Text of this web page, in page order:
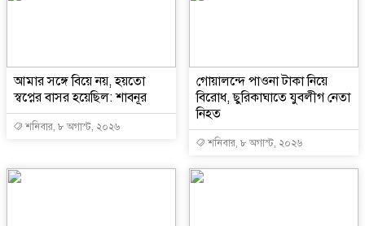
আমার সঙ্গে বিয়ে নয়, হয়তো
স্বপ্নের বাসর হয়েছিল: শাবনূর
শনিবার, ৮ অগাস্ট, ২০২৬
গোয়ালন্দে পাওনা টাকা নিয়ে
বিরোধ, ছুরিকাঘাতে যুবলীগ নেতা
নিহত
শনিবার, ৮ অগাস্ট, ২০২৬